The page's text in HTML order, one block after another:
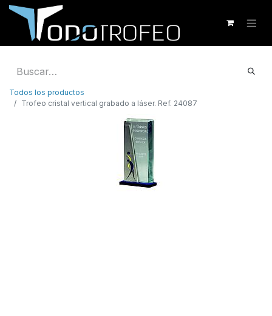
Todos los productos
Trofeo cristal vertical grabado a láser. Ref. 24087